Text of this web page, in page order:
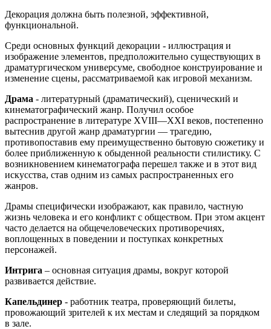
Декорация должна быть полезной, эффективной,
функциональной.
Среди основных функций декорации - иллюстрация и
изображение элементов, предположительно существующих в
драматургическом универсуме, свободное конструирование и
изменение сцены, рассматриваемой как игровой механизм.
Драма - литературный (драматический), сценический и
кинематографический жанр. Получил особое
распространение в литературе XVIII—XXI веков, постепенно
вытеснив другой жанр драматургии — трагедию,
противопоставив ему преимущественно бытовую сюжетику и
более приближенную к обыденной реальности стилистику. С
возникновением кинематографа перешел также и в этот вид
искусства, став одним из самых распространенных его
жанров.
Драмы специфически изображают, как правило, частную
жизнь человека и его конфликт с обществом. При этом акцент
часто делается на общечеловеческих противоречиях,
воплощенных в поведении и поступках конкретных
персонажей.
Интрига – основная ситуация драмы, вокруг которой
развивается действие.
Капельдинер - работник театра, проверяющий билеты,
провожающий зрителей к их местам и следящий за порядком
в зале.